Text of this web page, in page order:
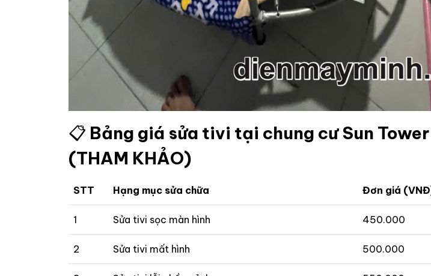
📋 Bảng giá sửa tivi tại chung cư Sun Tower
(THAM KHẢO)
STT Hạng mục sửa chữa Đơn giá
1 Sửa tivi sọc màn hình 450.000
2 Sửa tivi mất hình 500.000